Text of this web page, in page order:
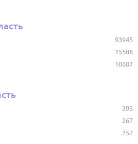
93945
15506
10607
393
267
257